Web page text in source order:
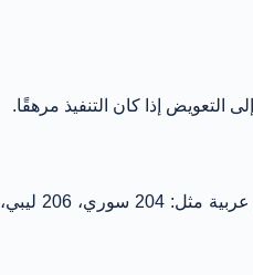
التعويض إذا كان التنفيذ مرهقًا.
توجد نظائر لهذه المادة في قوانين عربية مثل: 204 سوري، 206 ليبي،